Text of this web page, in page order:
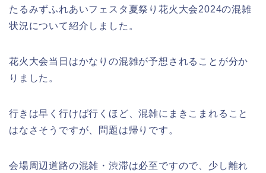
たるみずふれあいフェスタ夏祭り花火大会2024の混雑
状況について紹介しました。
花火大会当日はかなりの混雑が予想されることが分か
りました。
行きは早く行けば行くほど、混雑にまきこまれること
はなさそうですが、問題は帰りです。
会場周辺道路の混雑・渋滞は必至ですので、少し離れ